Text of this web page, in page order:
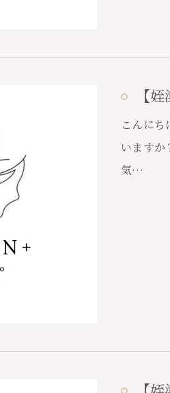
【
こんに
いますか
気…